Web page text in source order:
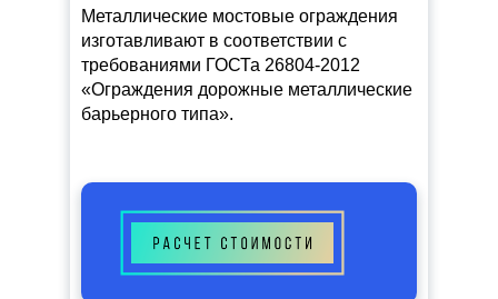
Металлические мостовые ограждения
изготавливают в соответствии с
требованиями ГОСТа 26804-2012
«Ограждения дорожные металлические
барьерного типа».